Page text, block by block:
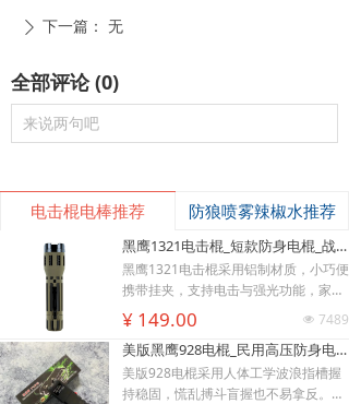
ꄲ 下一篇： 无
电击棍电棒推荐 防狼喷雾辣椒水推荐
黑鹰1321电击棍_短款防身电棍_战术高压电击棍背夹设计_多功能民用合法防身器材_黑鹰电击棍官网
黑鹰1321电击棍采用铝制材质，小巧便
携带挂夹，支持电击与强光功能，家用
充电便捷，防滑设计易握持，体积小威
慑力足，适配日常防身需求。
넶 7489
¥ 149.00
美版黑鹰928电棍_民用高压防身电击棍_女子防狼小型便携电棍防身器材_电棍专买商城官网
美版928电棍采用人体工学波浪指槽握
持稳固，慌乱搏斗盲握也不易拿反。该
全部评论(0)
来说两句吧